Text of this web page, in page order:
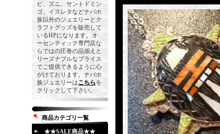
ピ、ズニ、サントドミン
ゴ、イスレタなどナバホ
族以外のジュエリーとク
ラフトグッズを販売して
いるHPになります。オ
ーセンティック専門店な
らではの圧巻の品揃えと
リーズナブルなプライス
でご提供できるように心
がけております。ナバホ
族ジュエリーはこちらを
クリックして下さい。
商品カテゴリ一覧
★★SALE商品★★